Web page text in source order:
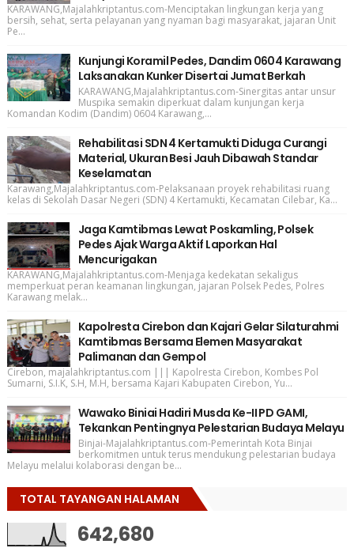
KARAWANG,Majalahkriptantus.com-Menciptakan lingkungan kerja yang
bersih, sehat, serta pelayanan yang nyaman bagi masyarakat, jajaran Unit
Pe...
Kunjungi Koramil Pedes, Dandim 0604 Karawang
Laksanakan Kunker Disertai Jumat Berkah
KARAWANG,Majalahkriptantus.com-Sinergitas antar unsur
Muspika semakin diperkuat dalam kunjungan kerja
Komandan Kodim (Dandim) 0604 Karawang,...
Rehabilitasi SDN 4 Kertamukti Diduga Curangi
Material, Ukuran Besi Jauh Dibawah Standar
Keselamatan
Karawang,Majalahkriptantus.com-Pelaksanaan proyek rehabilitasi ruang
kelas di Sekolah Dasar Negeri (SDN) 4 Kertamukti, Kecamatan Cilebar, Ka...
Jaga Kamtibmas Lewat Poskamling, Polsek
Pedes Ajak Warga Aktif Laporkan Hal
Mencurigakan
KARAWANG,Majalahkriptantus.com-Menjaga kedekatan sekaligus
memperkuat peran keamanan lingkungan, jajaran Polsek Pedes, Polres
Karawang melak...
Kapolresta Cirebon dan Kajari Gelar Silaturahmi
Kamtibmas Bersama Elemen Masyarakat
Palimanan dan Gempol
Cirebon, majalahkriptantus.com ||| Kapolresta Cirebon, Kombes Pol
Sumarni, S.I.K, S.H, M.H, bersama Kajari Kabupaten Cirebon, Yu...
Wawako Biniai Hadiri Musda Ke-II PD GAMI,
Tekankan Pentingnya Pelestarian Budaya Melayu
Binjai-Majalahkriptantus.com-Pemerintah Kota Binjai
berkomitmen untuk terus mendukung pelestarian budaya
Melayu melalui kolaborasi dengan be...
TOTAL TAYANGAN HALAMAN
642,680